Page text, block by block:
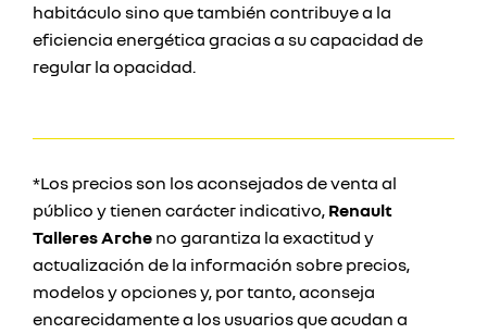
habitáculo sino que también contribuye a la
eficiencia energética gracias a su capacidad de
regular la opacidad.
*Los precios son los aconsejados de venta al
público y tienen carácter indicativo, Renault
Talleres Arche no garantiza la exactitud y
actualización de la información sobre precios,
modelos y opciones y, por tanto, aconseja
encarecidamente a los usuarios que acudan a